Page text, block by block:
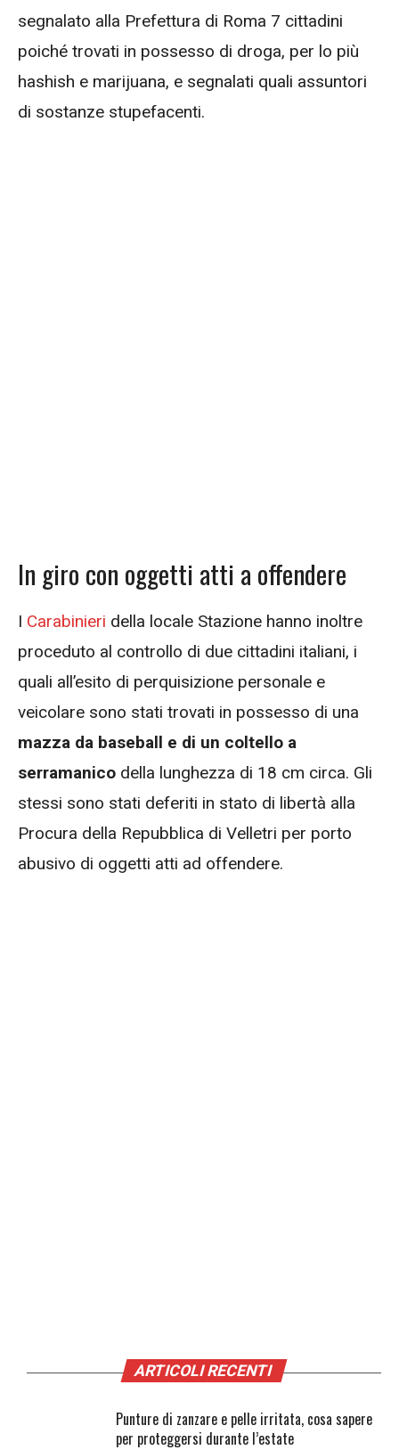
segnalato alla Prefettura di Roma 7 cittadini
poiché trovati in possesso di droga, per lo più
hashish e marijuana, e segnalati quali assuntori
di sostanze stupefacenti.
In giro con oggetti atti a offendere
I Carabinieri della locale Stazione hanno inoltre
proceduto al controllo di due cittadini italiani, i
quali all’esito di perquisizione personale e
veicolare sono stati trovati in possesso di una
mazza da baseball e di un coltello a
serramanico della lunghezza di 18 cm circa. Gli
stessi sono stati deferiti in stato di libertà alla
Procura della Repubblica di Velletri per porto
abusivo di oggetti atti ad offendere.
ARTICOLI RECENTI
Punture di zanzare e pelle irritata, cosa sapere
per proteggersi durante l’estate